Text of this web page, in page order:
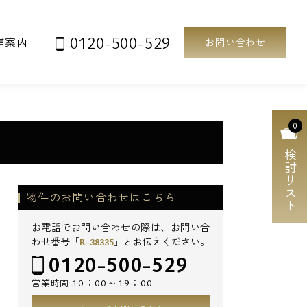
案内 0120-500-529 お問い合わせ
0
検討リスト
物件のお問い合わせはこちら
お電話でお問い合わせの際は、お問い合
わせ番号「R-38335 」とお伝えください。
0120-500-529
営業時間 10：00～19：00